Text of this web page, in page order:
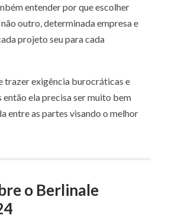
entender por que escolher
outro, determinada empresa e
projeto seu para cada
trazer exigência burocráticas e
ela precisa ser muito bem
entre as partes visando o melhor
o Berlinale